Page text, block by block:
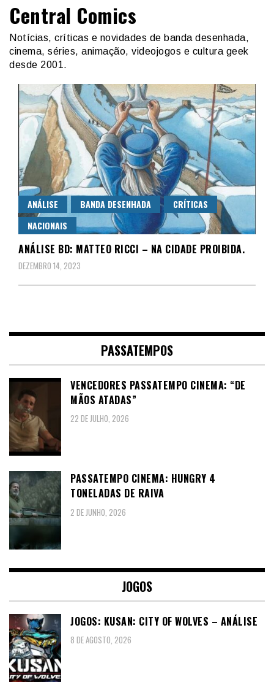
Central Comics
Notícias, críticas e novidades de banda desenhada,
cinema, séries, animação, videojogos e cultura geek
desde 2001.
ANÁLISE BANDA DESENHADA
CRÍTICAS
NACIONAIS
ANÁLISE BD: MATTEO RICCI – NA CIDADE PROIBIDA.
DEZEMBRO 14, 2023
PASSATEMPOS
VENCEDORES PASSATEMPO CINEMA: “DE
MÃOS ATADAS”
22 DE JULHO, 2026
PASSATEMPO CINEMA: HUNGRY 4
TONELADAS DE RAIVA
2 DE JUNHO, 2026
JOGOS
JOGOS: KUSAN: CITY OF WOLVES – ANÁLISE
8 DE AGOSTO, 2026